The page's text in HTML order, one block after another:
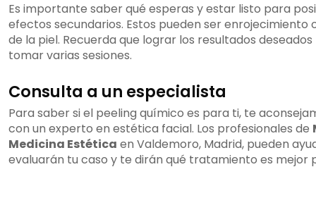
Es importante saber qué esperas y estar listo para
efectos secundarios. Estos pueden ser enrojecimiento
de la piel. Recuerda que lograr los resultados
tomar varias sesiones.
Consulta a un especialista
Para saber si el peeling químico es para ti, te
con un experto en estética facial. Los profesionales de
Medicina Estética en Valdemoro, Madrid, pueden
evaluarán tu caso y te dirán qué tratamiento es mejor